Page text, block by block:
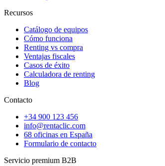
Recursos
Catálogo de equipos
Cómo funciona
Renting vs compra
Ventajas fiscales
Casos de éxito
Calculadora de renting
Blog
Contacto
+34 900 123 456
info@rentaclic.com
68 oficinas en España
Formulario de contacto
Servicio premium B2B